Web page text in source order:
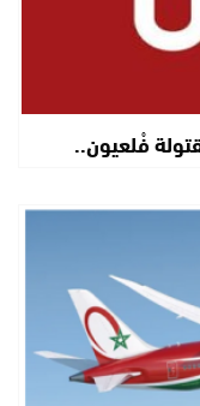
فْلعيون..